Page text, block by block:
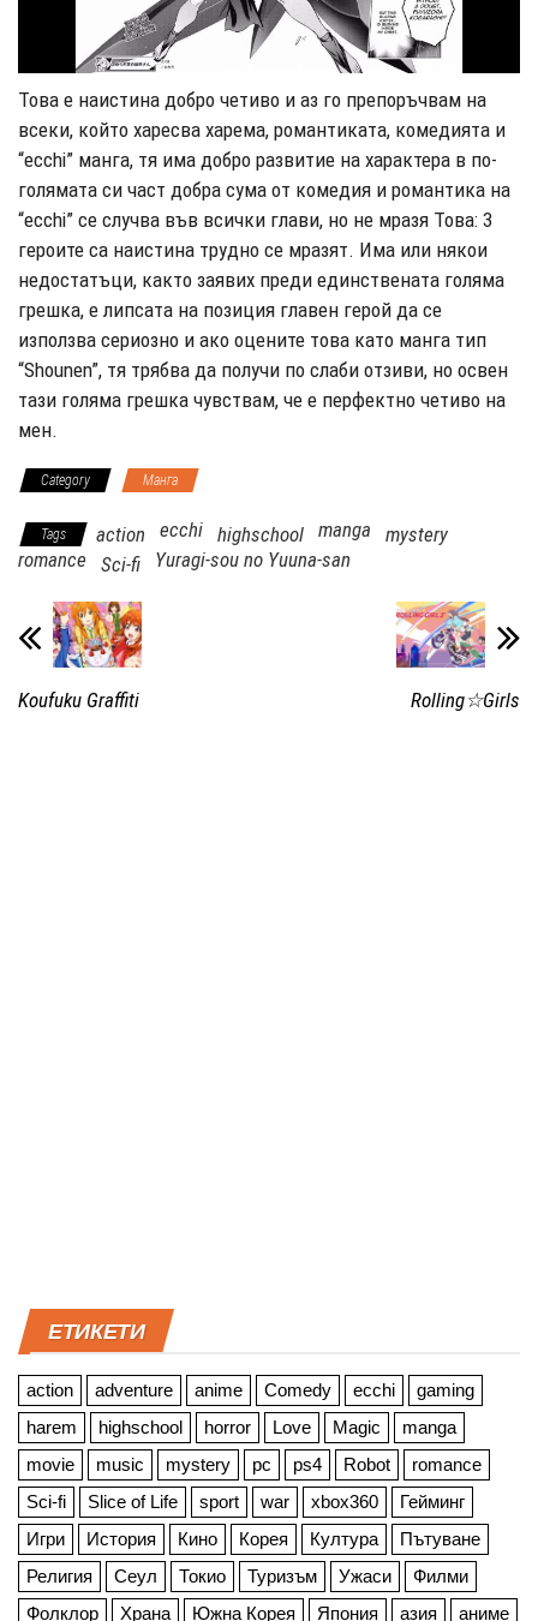
Това е наистина добро четиво и аз го препоръчвам на
всеки, който харесва харема, романтиката, комедията и
“ecchi” манга, тя има добро развитие на характера в по-
голямата си част добра сума от комедия и романтика на
“ecchi” се случва във всички глави, но не мразя Това: 3
героите са наистина трудно се мразят. Има или някои
недостатъци, както заявих преди единствената голяма
грешка, е липсата на позиция главен герой да се
използва сериозно и ако оцените това като манга тип
“Shounen”, тя трябва да получи по слаби отзиви, но освен
тази голяма грешка чувствам, че е перфектно четиво на
мен.
Category Манга
Tags action ecchi highschool manga
mystery
romance
Sci-fi Yuragi-sou no Yuuna-san
Koufuku Graffiti Rolling☆Girls
ЕТИКЕТИ
action adventure anime Comedy ecchi
gaming
harem
highschool horror Love Magic
manga
movie
music mystery pc ps4 Robot
romance
Sci-fi
Slice of Life sport war xbox360
Гейминг
Игри
История Кино Корея Култура
Пътуване
Религия
Сеул Токио Туризъм Ужаси
Филми
Фолклор
Храна Южна Корея Япония азия аниме